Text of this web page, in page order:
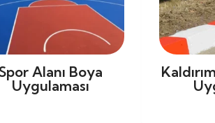
Alanı Boya
Uygulaması